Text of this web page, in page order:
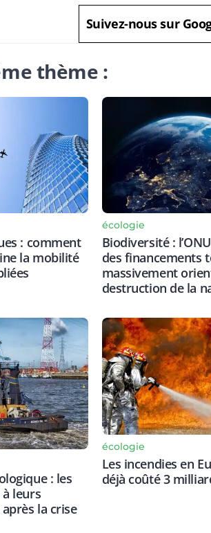
Suivez-nous sur
thème :
: comment
la mobilité
écologie
Biodiversité :
des financements
massivement
destruction de la
: les
leurs
la crise
écologie
Les incendies en
déjà coûté 3